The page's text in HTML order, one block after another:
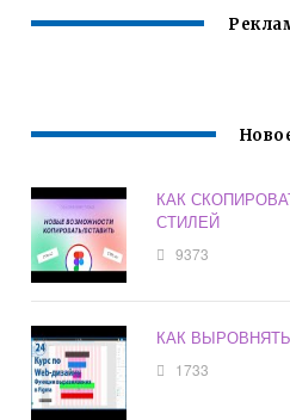
КАК
СТИЛЕЙ
9373
КАК
1733